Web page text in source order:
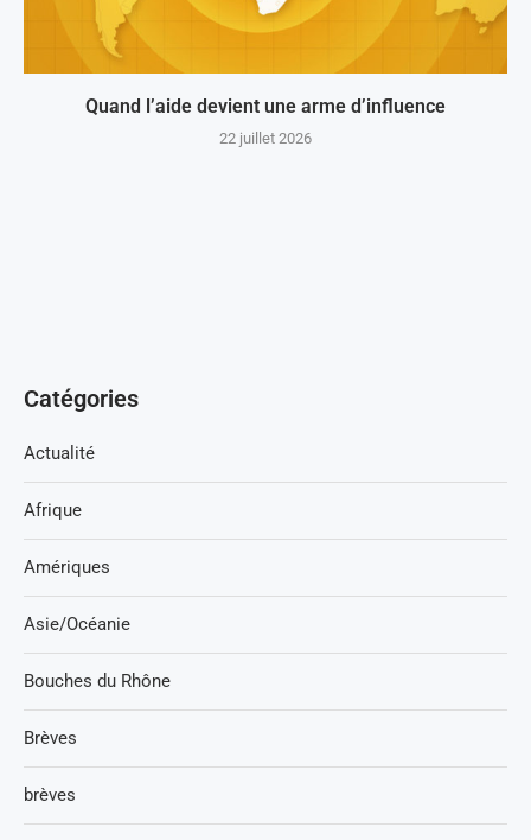
Quand l’aide devient une arme d’influence
22 juillet 2026
Catégories
Actualité
Afrique
Amériques
Asie/Océanie
Bouches du Rhône
Brèves
brèves